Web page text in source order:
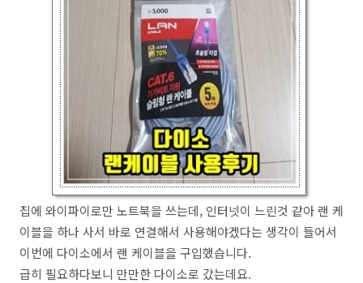
집에 와이파이로만 노트북을 쓰는데, 인터넷이 느린것 같아 랜 케
이블을 하나 사서 바로 연결해서 사용해야겠다는 생각이 들어서
이번에 다이소에서 랜 케이블을 구입했습니다.
급히 필요하다보니 만만한 다이소로 갔는데요.